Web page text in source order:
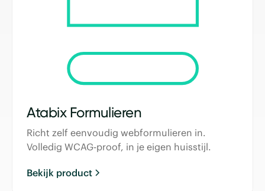
Atabix Formulieren
Richt zelf eenvoudig webformulieren in.
Volledig WCAG-proof, in je eigen huisstijl.
Bekijk product